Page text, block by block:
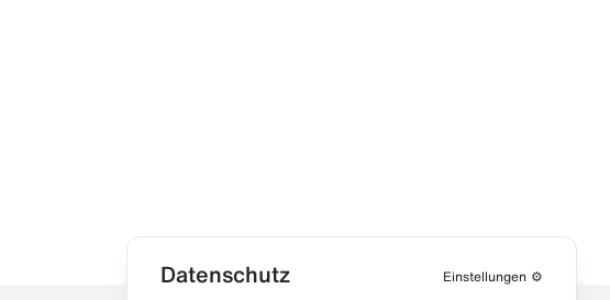
Datenschutz Einstellungen ⚙️